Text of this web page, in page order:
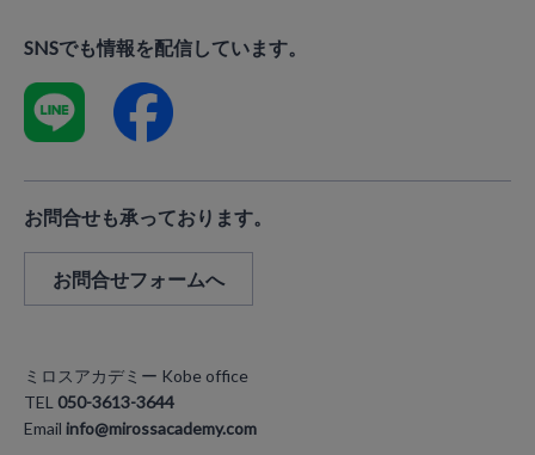
SNSでも情報を配信しています。
お問合せも承っております。
お問合せフォームへ
ミロスアカデミー Kobe office
TEL 050-3613-3644
Emailinfo@mirossacademy.com